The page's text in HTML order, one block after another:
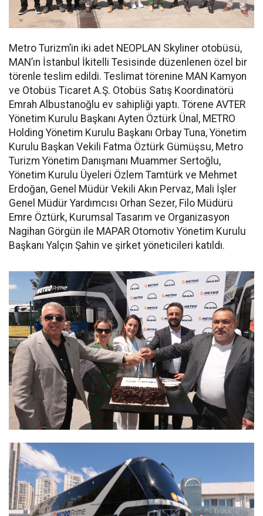
Metro Turizm’in iki adet NEOPLAN Skyliner otobüsü,
MAN’ın İstanbul İkitelli Tesisinde düzenlenen özel bir
törenle teslim edildi. Teslimat törenine MAN Kamyon
ve Otobüs Ticaret A.Ş. Otobüs Satış Koordinatörü
Emrah Albustanoğlu ev sahipliği yaptı. Törene AVTER
Yönetim Kurulu Başkanı Ayten Öztürk Ünal, METRO
Holding Yönetim Kurulu Başkanı Orbay Tuna, Yönetim
Kurulu Başkan Vekili Fatma Öztürk Gümüşsu, Metro
Turizm Yönetim Danışmanı Muammer Sertoğlu,
Yönetim Kurulu Üyeleri Özlem Tamtürk ve Mehmet
Erdoğan, Genel Müdür Vekili Akın Pervaz, Mali İşler
Genel Müdür Yardımcısı Orhan Sezer, Filo Müdürü
Emre Öztürk, Kurumsal Tasarım ve Organizasyon
Nagihan Görgün ile MAPAR Otomotiv Yönetim Kurulu
Başkanı Yalçın Şahin ve şirket yöneticileri katıldı.